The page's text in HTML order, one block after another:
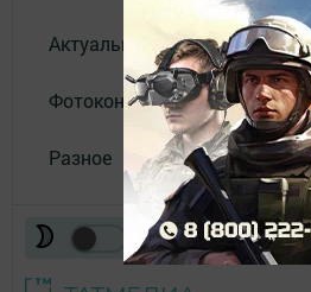
Актуальное видео
Фотоконкурс
Разное